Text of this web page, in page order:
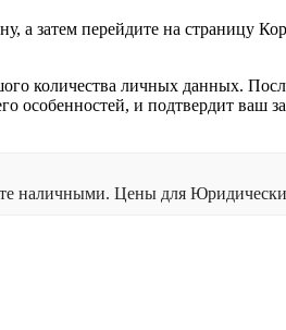
а затем перейдите на страницу
количества личных данных.
особенностей, и подтвердит
наличными. Цены для